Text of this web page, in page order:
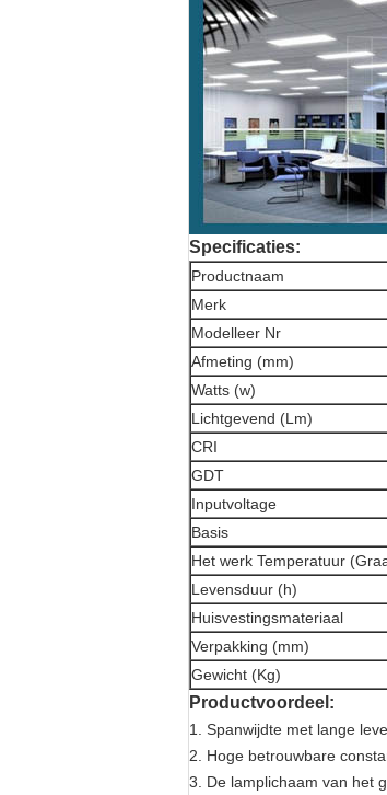
Specificaties:
Productnaam
Merk
Modelleer Nr
Afmeting (mm)
Watts (w)
Lichtgevend (Lm)
CRI
GDT
Inputvoltage
Basis
Het werk Temperatuur
Levensduur (h)
Huisvestingsmateriaal
Verpakking (mm)
Gewicht (Kg)
Productvoordeel:
1. Spanwijdte met lange
2. Hoge betrouwbare
3. De lamplichaam van het